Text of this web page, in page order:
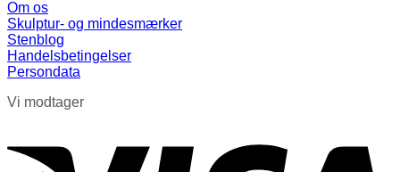
Om os
Skulptur- og mindesmærker
Stenblog
Handelsbetingelser
Persondata
Vi modtager